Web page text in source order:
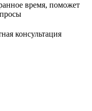
время, поможет